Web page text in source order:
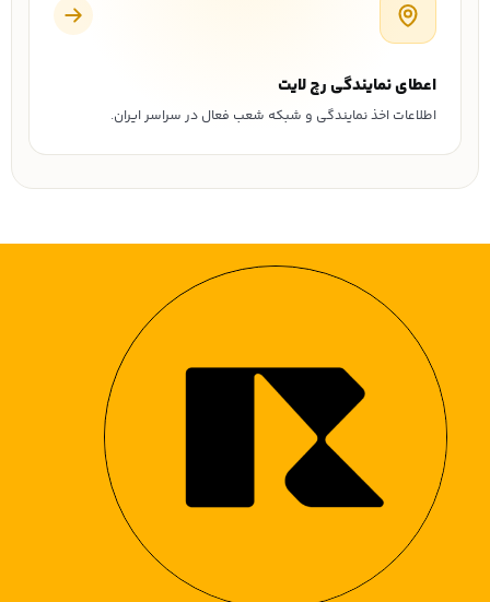
اعطای نمایندگی رچ لایت
اطلاعات اخذ نمایندگی و شبکه شعب فعال در سراسر ایران.